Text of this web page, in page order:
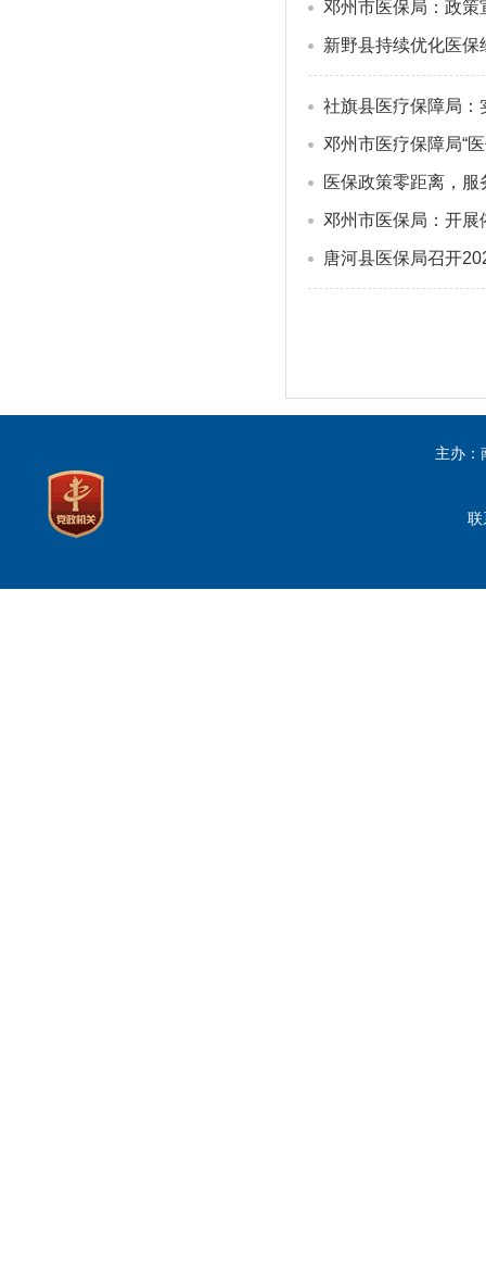
邓州市医保局：政策
新野县持续优化医
社旗县医疗保障局：
邓州市医疗保障局“
医保政策零距离，
邓州市医保局：开展
唐河县医保局召开
主办：
联